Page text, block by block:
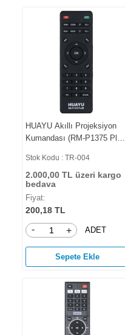
HUAYU Akıllı Projeksiyon
Kumandası (RM-P1375 Plus)
Stok Kodu : TR-004
2.000,00 TL üzeri kargo
bedava
Fiyat:
200,18 TL
- + ADET
Sepete Ekle